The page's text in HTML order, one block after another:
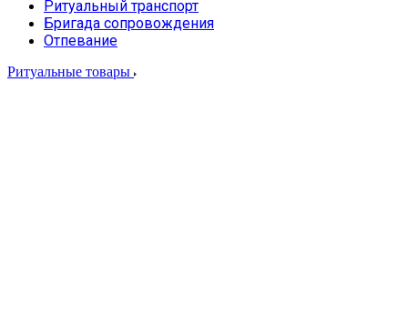
Ритуальный транспорт
Бригада сопровождения
Отпевание
Ритуальные товары